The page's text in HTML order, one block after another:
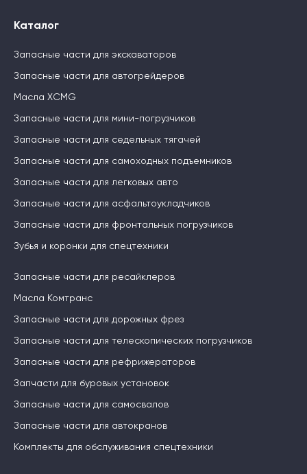
Каталог
Запасные части для экскаваторов
Запасные части для автогрейдеров
Масла XCMG
Запасные части для мини-погрузчиков
Запасные части для седельных тягачей
Запасные части для самоходных подъемников
Запасные части для легковых авто
Запасные части для асфальтоукладчиков
Запасные части для фронтальных погрузчиков
Зубья и коронки для спецтехники
Запасные части для ресайклеров
Масла Комтранс
Запасные части для дорожных фрез
Запасные части для телескопических погрузчиков
Запасные части для рефрижераторов
Запчасти для буровых установок
Запасные части для самосвалов
Запасные части для автокранов
Комплекты для обслуживания спецтехники